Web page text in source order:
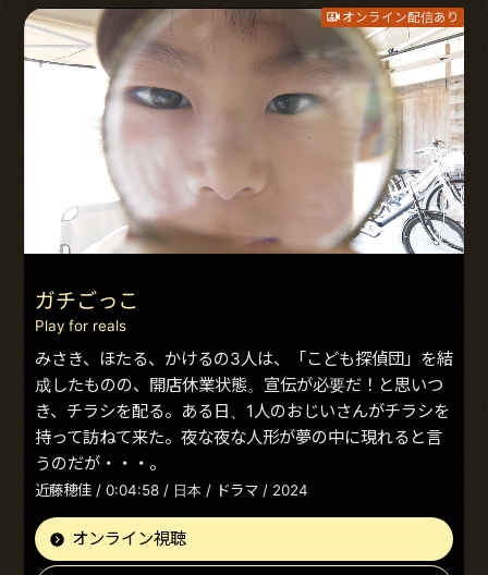
オンライン配信あり
ガチごっこ
Play for reals
みさき、ほたる、かけるの3人は、「こども探偵団」を結
成したものの、開店休業状態。宣伝が必要だ！と思いつ
き、チラシを配る。ある日、1人のおじいさんがチラシを
持って訪ねて来た。夜な夜な人形が夢の中に現れると言
うのだが・・・。
近藤穂佳 / 0:04:58 / 日本 / ドラマ / 2024
オンライン視聴